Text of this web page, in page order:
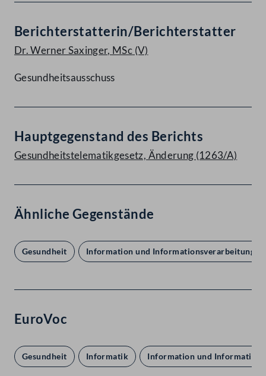
Berichterstatterin/Berichterstatter
Dr. Werner Saxinger, MSc (V)
Gesundheitsausschuss
Hauptgegenstand des Berichts
Gesundheitstelematikgesetz, Änderung (1263/A)
Ähnliche Gegenstände
Gesundheit Information und Informationsverarbeitung
EuroVoc
Gesundheit Informatik Information und